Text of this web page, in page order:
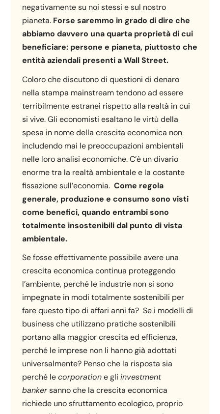
negativamente su noi stessi e sul nostro
pianeta. Forse saremmo in grado di dire che
abbiamo davvero una quarta proprietà di cui
beneficiare: persone e pianeta, piuttosto che
entità aziendali presenti a Wall Street.
Coloro che discutono di questioni di denaro
nella stampa mainstream tendono ad essere
terribilmente estranei rispetto alla realtà in cui
si vive. Gli economisti esaltano le virtù della
spesa in nome della crescita economica non
includendo mai le preoccupazioni ambientali
nelle loro analisi economiche. C’è un divario
enorme tra la realtà ambientale e la costante
fissazione sull’economia.Come regola
generale, produzione e consumo sono visti
come benefici, quando entrambi sono
totalmente insostenibili dal punto di vista
ambientale.
Se fosse effettivamente possibile avere una
crescita economica continua proteggendo
l’ambiente, perché le industrie non si sono
impegnate in modi totalmente sostenibili per
fare questo tipo di affari anni fa? Se i modelli di
business che utilizzano pratiche sostenibili
portano alla maggior crescita ed efficienza,
perché le imprese non li hanno già adottati
universalmente? Penso che la risposta sia
perché lecorporatione gliinvestment
bankersanno che la crescita economica
richiede uno sfruttamento ecologico, proprio